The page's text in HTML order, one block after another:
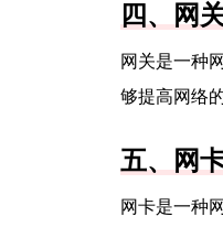
四、网
网关是一种
够提高网络
五、网
网卡是一种